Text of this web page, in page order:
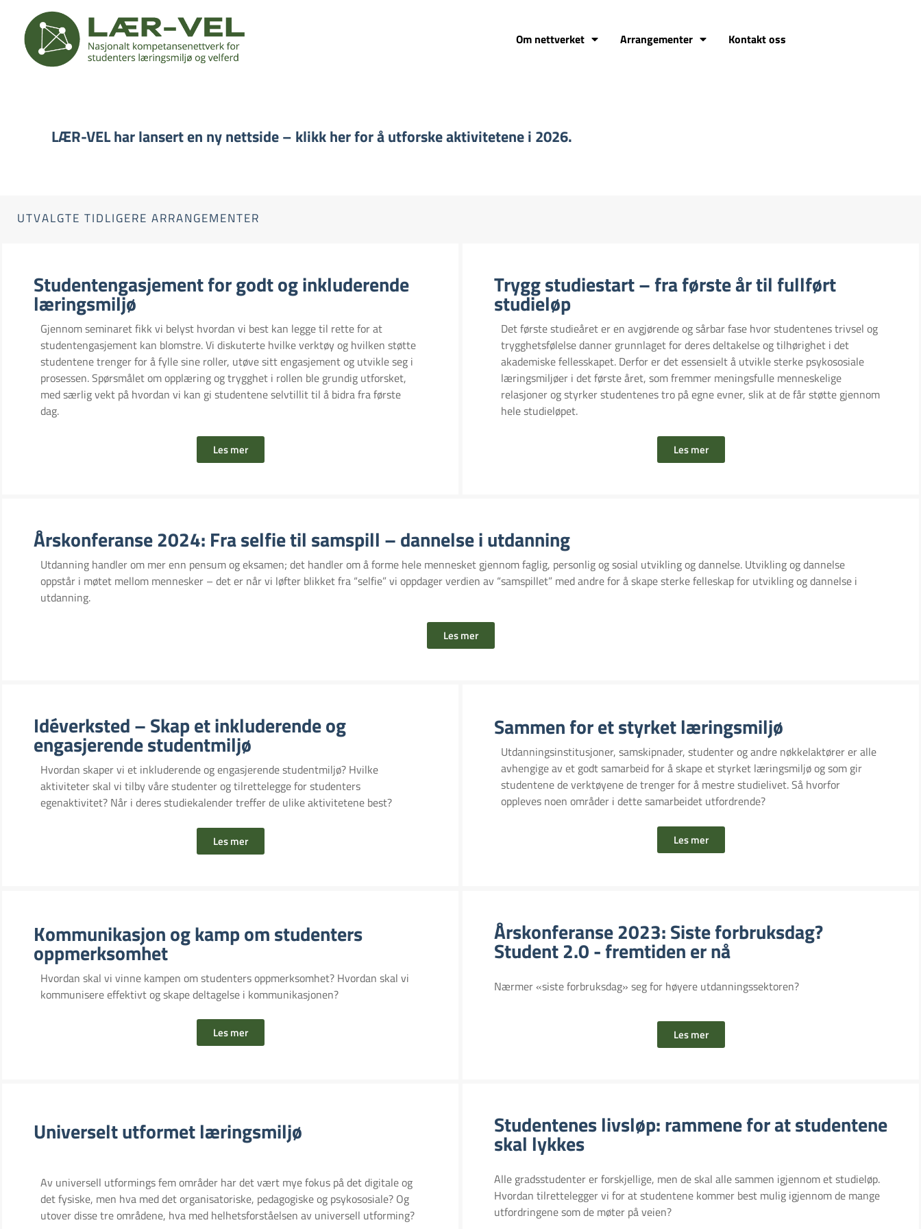
Om nettverket Arrangementer Kontakt oss
LÆR-VEL har lansert en ny nettside – klikk her for å utforske aktivitetene i 2026.
UTVALGTE TIDLIGERE ARRANGEMENTER
Studentengasjement for godt og inkluderende
læringsmiljø
Gjennom seminaret fikk vi belyst hvordan vi best kan legge til rette for at
studentengasjement kan blomstre. Vi diskuterte hvilke verktøy og hvilken støtte
studentene trenger for å fylle sine roller, utøve sitt engasjement og utvikle seg i
prosessen. Spørsmålet om opplæring og trygghet i rollen ble grundig utforsket,
med særlig vekt på hvordan vi kan gi studentene selvtillit til å bidra fra første
dag.
Les mer
Trygg studiestart – fra første år til fullført
studieløp
Det første studieåret er en avgjørende og sårbar fase hvor studentenes trivsel og
trygghetsfølelse danner grunnlaget for deres deltakelse og tilhørighet i det
akademiske fellesskapet. Derfor er det essensielt å utvikle sterke psykososiale
læringsmiljøer i det første året, som fremmer meningsfulle menneskelige
relasjoner og styrker studentenes tro på egne evner, slik at de får støtte gjennom
hele studieløpet.
Les mer
Årskonferanse 2024: Fra selfie til samspill – dannelse i utdanning
Utdanning handler om mer enn pensum og eksamen; det handler om å forme hele mennesket gjennom faglig, personlig og sosial utvikling og dannelse. Utvikling og dannelse
oppstår i møtet mellom mennesker – det er når vi løfter blikket fra “selfie” vi oppdager verdien av “samspillet” med andre for å skape sterke felleskap for utvikling og dannelse i
utdanning.
Les mer
Idéverksted – Skap et inkluderende og
engasjerende studentmiljø
Hvordan skaper vi et inkluderende og engasjerende studentmiljø? Hvilke
aktiviteter skal vi tilby våre studenter og tilrettelegge for studenters
egenaktivitet? Når i deres studiekalender treffer de ulike aktivitetene best?
Les mer
Sammen for et styrket læringsmiljø
Utdanningsinstitusjoner, samskipnader, studenter og andre nøkkelaktører er alle
avhengige av et godt samarbeid for å skape et styrket læringsmiljø og som gir
studentene de verktøyene de trenger for å mestre studielivet. Så hvorfor
oppleves noen områder i dette samarbeidet utfordrende?
Les mer
Kommunikasjon og kamp om studenters
oppmerksomhet
Hvordan skal vi vinne kampen om studenters oppmerksomhet? Hvordan skal vi
kommunisere effektivt og skape deltagelse i kommunikasjonen?
Les mer
Årskonferanse 2023: Siste forbruksdag?
Student 2.0 - fremtiden er nå
Nærmer «siste forbruksdag» seg for høyere utdanningssektoren?
Les mer
Universelt utformet læringsmiljø
Av universell utformings fem områder har det vært mye fokus på det digitale og
det fysiske, men hva med det organisatoriske, pedagogiske og psykososiale? Og
utover disse tre områdene, hva med helhetsforståelsen av universell utforming?
Studentenes livsløp: rammene for at studentene
skal lykkes
Alle gradsstudenter er forskjellige, men de skal alle sammen igjennom et studieløp.
Hvordan tilrettelegger vi for at studentene kommer best mulig igjennom de mange
utfordringene som de møter på veien?